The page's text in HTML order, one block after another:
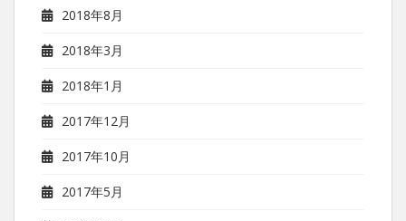
2018年8月
2018年3月
2018年1月
2017年12月
2017年10月
2017年5月